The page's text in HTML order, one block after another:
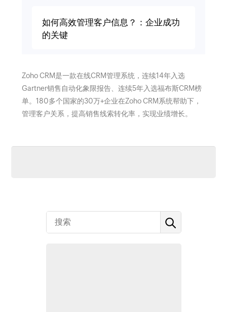
如何高效管理客户信息？：企业成功
的关键
Zoho CRM是一款在线CRM管理系统，连续14年入选
Gartner销售自动化象限报告、连续5年入选福布斯CRM榜
单。180多个国家的30万+企业在Zoho CRM系统帮助下，
管理客户关系，提高销售线索转化率，实现业绩增长。